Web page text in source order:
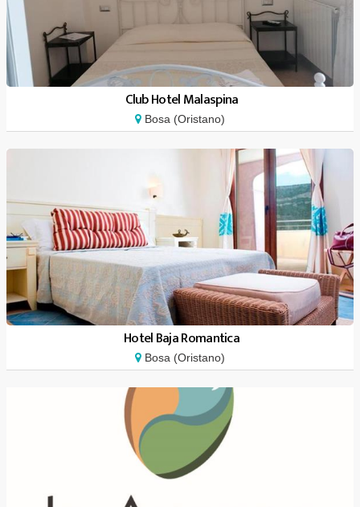
Club Hotel Malaspina
Bosa (Oristano)
Hotel Baja Romantica
Bosa (Oristano)